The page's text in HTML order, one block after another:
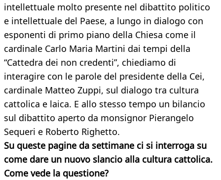
intellettuale molto presente nel dibattito politico
e intellettuale del Paese, a lungo in dialogo con
esponenti di primo piano della Chiesa come il
cardinale Carlo Maria Martini dai tempi della
“Cattedra dei non credenti”, chiediamo di
interagire con le parole del presidente della Cei,
cardinale Matteo Zuppi, sul dialogo tra cultura
cattolica e laica. E allo stesso tempo un bilancio
sul dibattito aperto da monsignor Pierangelo
Sequeri e Roberto Righetto.
Su queste pagine da settimane ci si interroga su
come dare un nuovo slancio alla cultura cattolica.
Come vede la questione?